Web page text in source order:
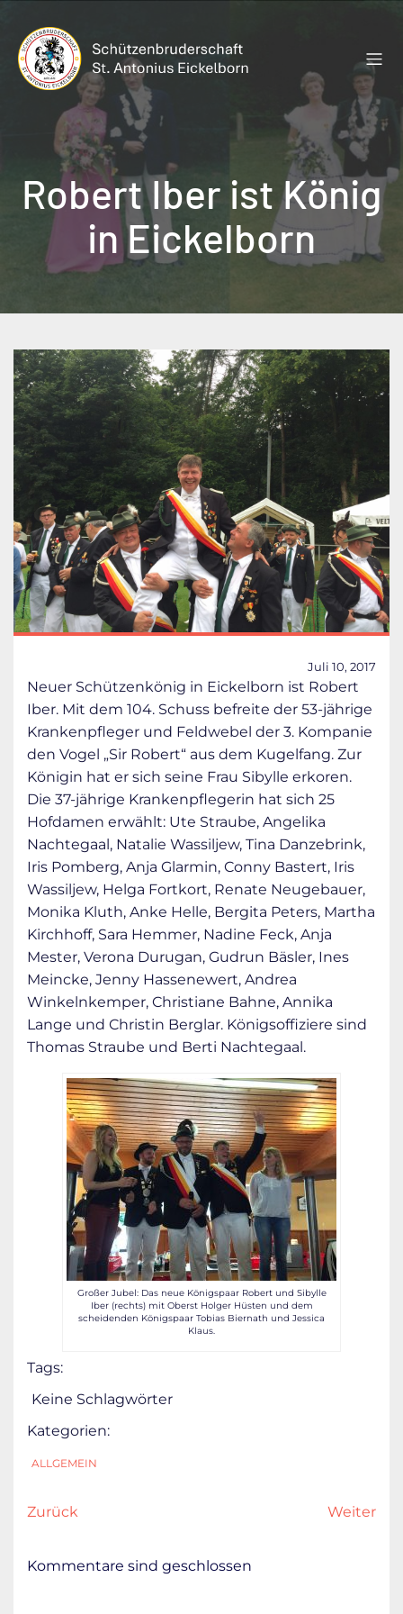
springen
Robert Iber ist König
in Eickelborn
Juli 10, 2017
Neuer Schützenkönig in Eickelborn ist Robert
Iber. Mit dem 104. Schuss befreite der 53-jährige
Krankenpfleger und Feldwebel der 3. Kompanie
den Vogel „Sir Robert“ aus dem Kugelfang. Zur
Königin hat er sich seine Frau Sibylle erkoren.
Die 37-jährige Krankenpflegerin hat sich 25
Hofdamen erwählt: Ute Straube, Angelika
Nachtegaal, Natalie Wassiljew, Tina Danzebrink,
Iris Pomberg, Anja Glarmin, Conny Bastert, Iris
Wassiljew, Helga Fortkort, Renate Neugebauer,
Monika Kluth, Anke Helle, Bergita Peters, Martha
Kirchhoff, Sara Hemmer, Nadine Feck, Anja
Mester, Verona Durugan, Gudrun Bäsler, Ines
Meincke, Jenny Hassenewert, Andrea
Winkelnkemper, Christiane Bahne, Annika
Lange und Christin Berglar. Königsoffiziere sind
Thomas Straube und Berti Nachtegaal.
Großer Jubel: Das neue Königspaar Robert und Sibylle
Iber (rechts) mit Oberst Holger Hüsten und dem
scheidenden Königspaar Tobias Biernath und Jessica
Klaus.
Tags:
Keine Schlagwörter
Kategorien:
ALLGEMEIN
Zurück Weiter
Kommentare sind geschlossen